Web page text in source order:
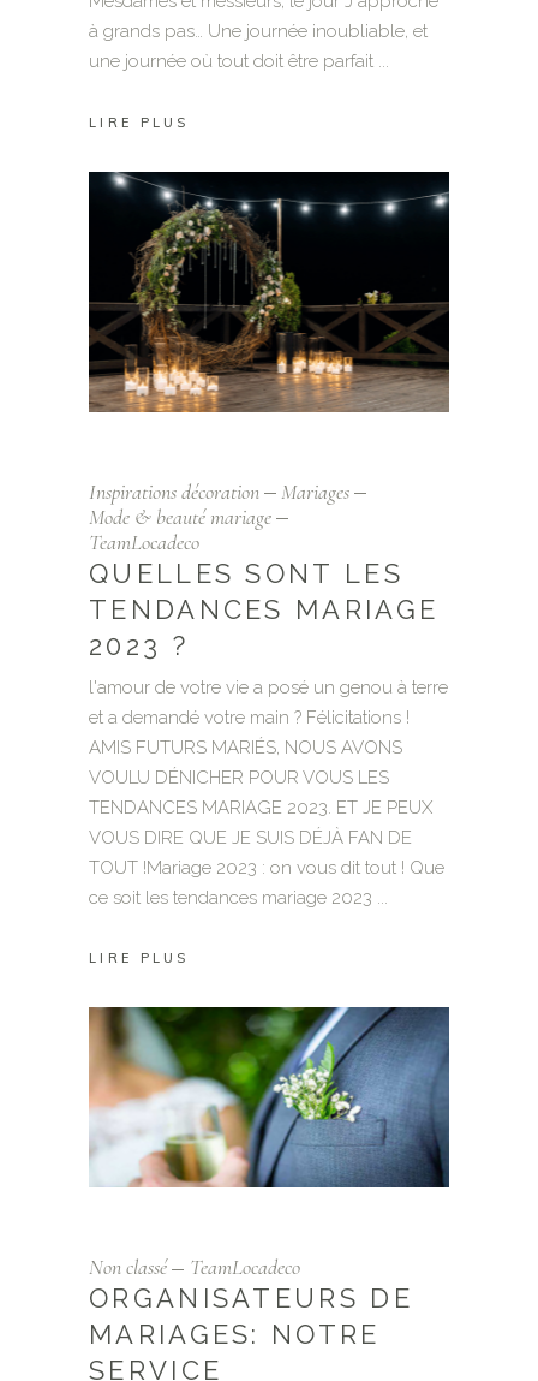
à grands pas… Une journée inoubliable, et
une journée où tout doit être parfait
LIRE PLUS
Inspirations décoration
Mariages
Mode & beauté mariage
TeamLocadeco
QUELLES SONT LES
TENDANCES MARIAGE
2023 ?
l'amour de votre vie a posé un genou à terre
et a demandé votre main ? Félicitations !
AMIS FUTURS MARIÉS, NOUS AVONS
VOULU DÉNICHER POUR VOUS LES
TENDANCES MARIAGE 2023. ET JE PEUX
VOUS DIRE QUE JE SUIS DÉJÀ FAN DE
TOUT !Mariage 2023 : on vous dit tout ! Que
ce soit les tendances mariage 2023
LIRE PLUS
Non classé TeamLocadeco
ORGANISATEURS DE
MARIAGES: NOTRE
SERVICE